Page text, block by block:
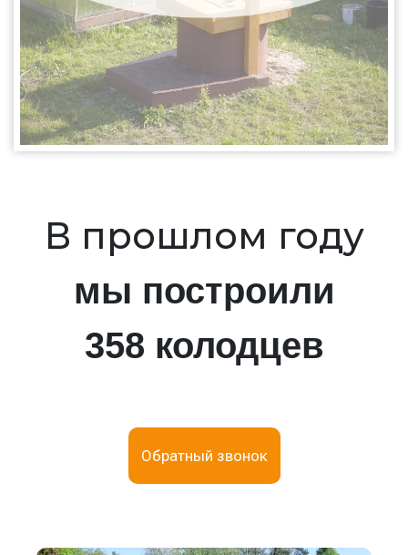
В прошлом году
мы построили
358 колодцев
Обратный звонок